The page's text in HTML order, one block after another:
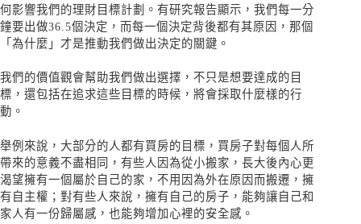
何影響我們的理財目標計劃。有研究報告顯示，我們每一分
鐘要出做36.5個決定，而每一個決定背後都有其原因，那個
「為什麼」才是推動我們做出決定的關鍵。
我們的價值觀會幫助我們做出選擇，不只是想要達成的目
標，還包括在追求這些目標的時候，將會採取什麼樣的行
動。
舉例來說，大部分的人都有買房的目標，買房子對每個人所
帶來的意義不盡相同，有些人因為從小搬家，長大後內心更
渴望擁有一個屬於自己的家，不用因為外在原因而搬遷，擁
有自主權；對有些人來說，擁有自己的房子，能夠讓自己和
家人有一份歸屬感，也能夠增加心裡的安全感。